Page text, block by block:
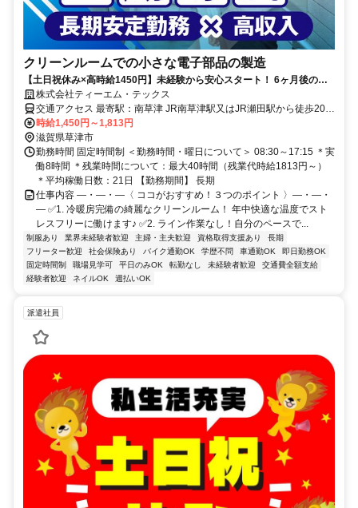
クリーンルームでの小さな電子部品の製造
【土日祝休み×高時給1450円】未経験から安心スタート！ 6ヶ月後の無
期雇用化実績は80％以上！
株式会社ティーエム・テックス
交通アクセス 最寄駅：南草津 JR南草津駅又はJR瀬田駅から徒歩20分
（ちょっと遠い） 瀬田・草津・山科・堅田から送迎バスあり 自動
車・バイク・自転車通勤歓迎
時給1,450円～1,813円
滋賀県草津市
勤務時間 固定時間制 ＜勤務時間・曜日について＞ 08:30～17:15 ＊実
働8時間 ＊残業時間について：最大40時間（残業代時給1813円～）
＊平均稼働日数：21日 【勤務期間】 長期
仕事内容 ―・―・―〈 ココがおすすめ！３つのポイント 〉―・―・
― ✅1. 冷暖房完備の綺麗なクリーンルーム！ 年中快適な温度でスト
レスフリーに働けます♪ ✅2. ライン作業なし！自分のペースで...
制服あり 業界未経験者歓迎 主婦・主夫歓迎 資格取得支援あり
長期
フリーター歓迎
社会保険あり バイク通勤OK 学歴不問 車通勤OK
即日勤務OK
固定時間制
職場見学可 平日のみOK 転勤なし 未経験者歓迎
交通費全額支給
経験者歓迎
ネイルOK 週払いOK
派遣社員